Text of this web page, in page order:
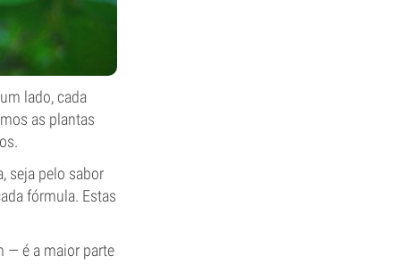
lado, cada
as plantas
seja pelo sabor
fórmula. Estas
— é a maior parte